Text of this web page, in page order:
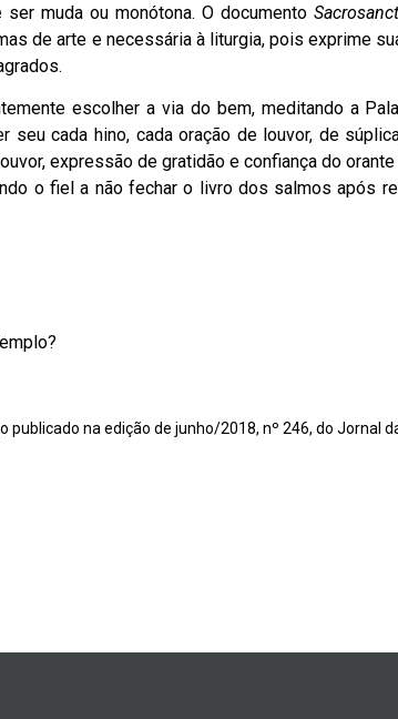
muda ou monótona. O documento
de arte e necessária à liturgia, pois exprime
escolher a via do bem, meditando a
cada hino, cada oração de louvor, de
expressão de gratidão e confiança do
o fiel a não fechar o livro dos salmos após
publicado na edição de junho/2018, nº 246, do Jornal